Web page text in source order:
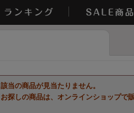
該当の商品が見当たりません。
お探しの商品は、オンラインショップで